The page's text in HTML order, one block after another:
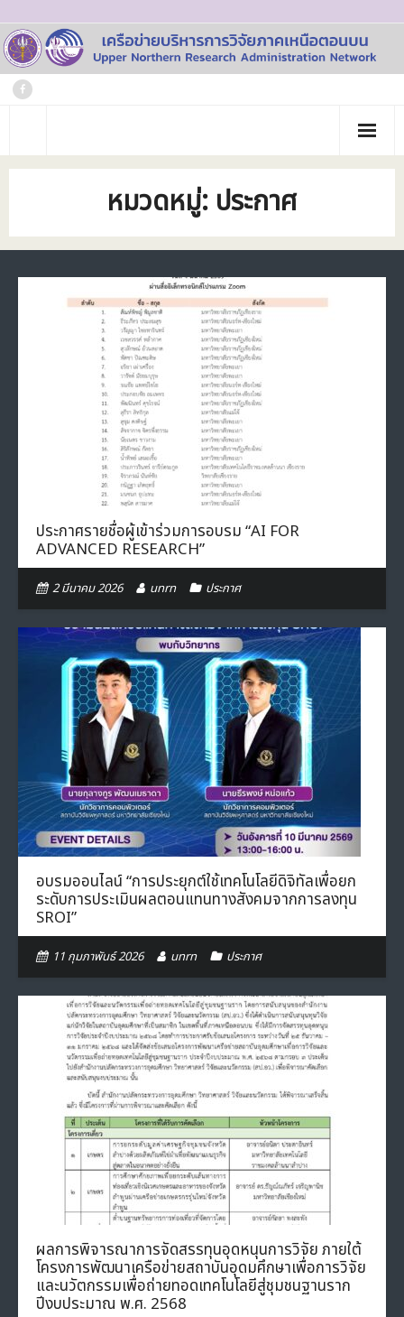
Skip
to
content
หน้าแรก
- คณะทำงาน
- สถาบันสมาชิก
- ภารกิจเครือข่าย
- Privacy Policy
ภาพกิจกรรม
ข้อมูลโครงการวิจัย
หมวดหมู่: ประกาศ
ประกาศรายชื่อผู้เข้าร่วมการอบรม “AI FOR
ADVANCED RESEARCH”
2 มีนาคม 2026 unrn ประกาศ
อบรมออนไลน์ “การประยุกต์ใช้เทคโนโลยีดิจิทัลเพื่อยก
ระดับการประเมินผลตอนแทนทางสังคมจากการลงทุน
SROI”
11 กุมภาพันธ์ 2026 unrn ประกาศ
ผลการพิจารณาการจัดสรรทุนอุดหนุนการวิจัย ภายใต้
โครงการพัฒนาเครือข่ายสถาบันอุดมศึกษาเพื่อการวิจัย
และนวัตกรรมเพื่อถ่ายทอดเทคโนโลยีสู่ชุมชนฐานราก
ปีงบประมาณ พ.ศ. 2568